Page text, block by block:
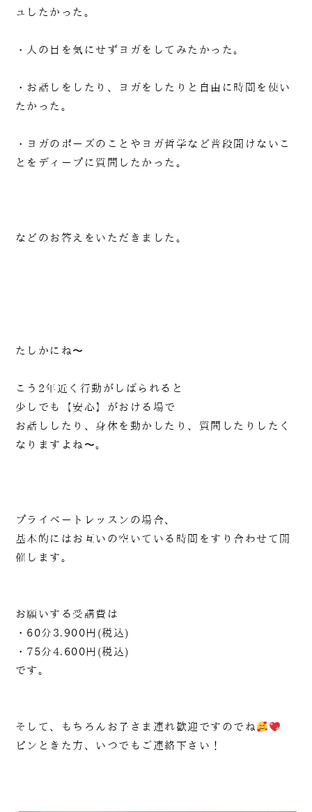
ュしたかった。
・人の目を気にせずヨガをしてみたかった。
・お話しをしたり、ヨガをしたりと自由に時間を使い
たかった。
・ヨガのポーズのことやヨガ哲学など普段聞けないこ
とをディープに質問したかった。
などのお答えをいただきました。
たしかにね〜
こう2年近く行動がしばられると
少しでも【安心】がおける場で
お話ししたり、身体を動かしたり、質問したりしたく
なりますよね〜。
プライベートレッスンの場合、
基本的にはお互いの空いている時間をすり合わせて開
催します。
お願いする受講費は
・60分3.900円(税込)
・75分4.600円(税込)
です。
そして、もちろんお子さま連れ歓迎ですのでね
ピンときた方、いつでもご連絡下さい！
090-1302-3033
火曜日～日曜日 / 8：00～20：00（月曜日定休）